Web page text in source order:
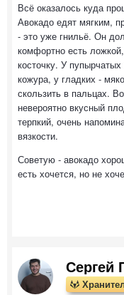
Всё оказалось куда
Авокадо едят мягким,
- это уже гнильё. Он
комфортно есть
косточку. У
кожура, у гладких -
скользить в пальцах.
невероятно вкусный
терпкий, очень
вязкости.
Советую - авокадо
есть хочется, но не
Сергей